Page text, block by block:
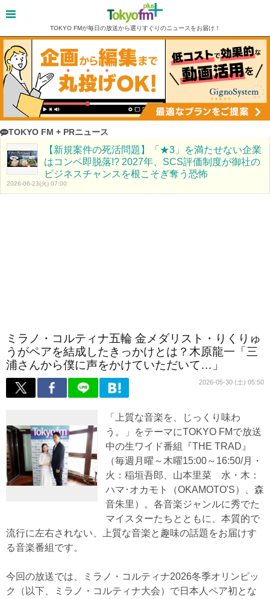
TOKYO FMが毎日の放送から選りすぐりのニュースをお届け！
TOKYO FM + PRニュース
【新規案件の死活問題】「★3」を満たせない企業
はコンペ即脱落!? 2027年、SCS評価制度が御社の
ビジネスチャンスを根こそぎ奪う恐怖
2026-06-23(火) 07:00
ミラノ・コルティナ五輪 金メダリスト・りくりゅ
うがペアを結成したきっかけとは？木原龍一「三
浦さんから僕に声をかけていただいて…」
2026-05-30 (土) 05:50
「上質な音楽を、じっくり味わ
う。」をテーマにTOKYO FMで放送
中の生ワイド番組『THE TRAD』
（毎週月曜～木曜15:00～16:50/月・
火：稲垣吾郎、山本里菜 水・木：
ハマ･オカモト（OKAMOTO'S）、森
音朱里）。各音楽ジャンルに秀でた
マイスターたちとともに、本質的で
流行に左右されない、上質な音楽と趣味の話題をお届けす
る音楽番組です。
今回の放送では、ミラノ・コルティナ2026冬季オリンピッ
ク（以下、ミラノ・コルティナ大会）で日本人ペア初とな